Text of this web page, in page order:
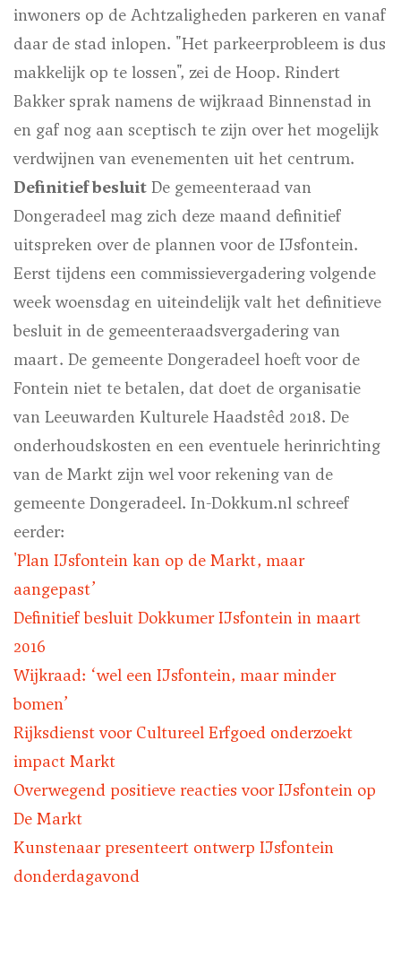
inwoners op de Achtzaligheden parkeren en vanaf
daar de stad inlopen. "Het parkeerprobleem is dus
makkelijk op te lossen", zei de Hoop. Rindert
Bakker sprak namens de wijkraad Binnenstad in
en gaf nog aan sceptisch te zijn over het mogelijk
verdwijnen van evenementen uit het centrum.
Definitief besluit De gemeenteraad van
Dongeradeel mag zich deze maand definitief
uitspreken over de plannen voor de IJsfontein.
Eerst tijdens een commissievergadering volgende
week woensdag en uiteindelijk valt het definitieve
besluit in de gemeenteraadsvergadering van
maart. De gemeente Dongeradeel hoeft voor de
Fontein niet te betalen, dat doet de organisatie
van Leeuwarden Kulturele Haadstêd 2018. De
onderhoudskosten en een eventuele herinrichting
van de Markt zijn wel voor rekening van de
gemeente Dongeradeel. In-Dokkum.nl schreef
eerder:
'Plan IJsfontein kan op de Markt, maar
aangepast’
Definitief besluit Dokkumer IJsfontein in maart
2016
Wijkraad: ‘wel een IJsfontein, maar minder
bomen’
Rijksdienst voor Cultureel Erfgoed onderzoekt
impact Markt
Overwegend positieve reacties voor IJsfontein op
De Markt
Kunstenaar presenteert ontwerp IJsfontein
donderdagavond